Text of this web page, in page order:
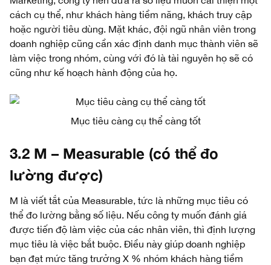
cách cụ thể, như khách hàng tiềm năng, khách truy cập
hoặc người tiêu dùng. Mặt khác, đội ngũ nhân viên trong
doanh nghiệp cũng cần xác định danh mục thành viên sẽ
làm việc trong nhóm, cùng với đó là tài nguyên họ sẽ có
cũng như kế hoạch hành động của họ.
Mục tiêu càng cụ thể càng tốt
3.2 M – Measurable (có thể đo
lường được)
M là viết tắt của Measurable, tức là những mục tiêu có
thể đo lường bằng số liệu. Nếu công ty muốn đánh giá
được tiến độ làm việc của các nhân viên, thì định lượng
mục tiêu là việc bắt buộc. Điều này giúp doanh nghiệp
bạn đạt mức tăng trưởng X % nhóm khách hàng tiềm